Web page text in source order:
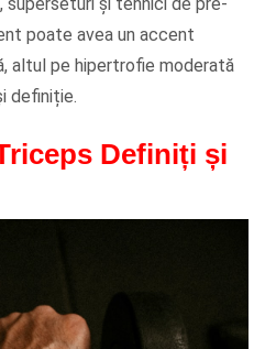
poate avea un accent
altul pe hipertrofie moderată
definiție.
Definiți și